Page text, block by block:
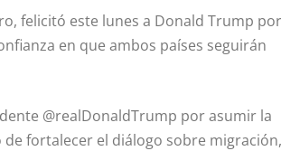
felicitó este lunes a Donald Trump
en que ambos países seguirán
@realDonaldTrump por asumir la
fortalecer el diálogo sobre migración,